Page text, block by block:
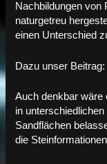
Nachbildungen von
naturgetreu
einen Unterschied
Dazu unser Beitrag:
Auch denkbar wäre
in
Sandflächen
die